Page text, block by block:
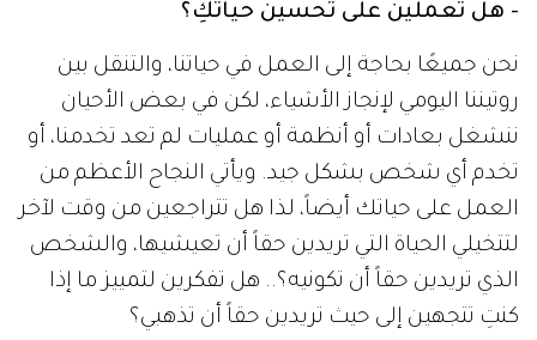
- هل تعملين على تحسين حياتكِ؟
نحن جميعًا بحاجة إلى العمل في حياتنا، والتنقل بين
روتيننا اليومي لإنجاز الأشياء، لكن في بعض الأحيان
ننشغل بعادات أو أنظمة أو عمليات لم تعد تخدمنا، أو
تخدم أي شخص بشكل جيد. ويأتي النجاح الأعظم من
العمل على حياتك أيضاً، لذا هل تتراجعين من وقت لآخر
لتتخيلي الحياة التي تريدين حقاً أن تعيشيها، والشخص
الذي تريدين حقاً أن تكونيه؟.. هل تفكرين لتمييز ما إذا
كنتِ تتجهين إلى حيث تريدين حقاً أن تذهبي؟